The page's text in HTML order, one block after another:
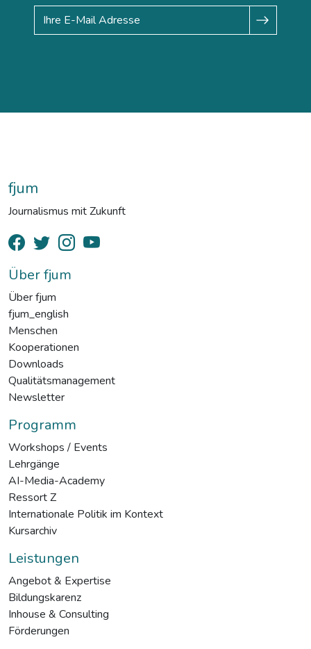
fjum
Journalismus mit Zukunft
Über fjum
Über fjum
fjum_english
Menschen
Kooperationen
Downloads
Qualitätsmanagement
Newsletter
Programm
Workshops / Events
Lehrgänge
AI-Media-Academy
Ressort Z
Internationale Politik im Kontext
Kursarchiv
Leistungen
Angebot & Expertise
Bildungskarenz
Inhouse & Consulting
Förderungen